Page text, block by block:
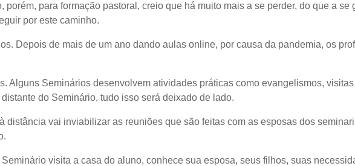
porém, para formação pastoral, creio que há muito mais a se perder, do que a se
por este caminho.
Depois de mais de um ano dando aulas online, por causa da pandemia, os
Alguns Seminários desenvolvem atividades práticas como evangelismos,
do Seminário, tudo isso será deixado de lado.
distância vai inviabilizar as reuniões que são feitas com as esposas dos
visita a casa do aluno, conhece sua esposa, seus filhos, suas